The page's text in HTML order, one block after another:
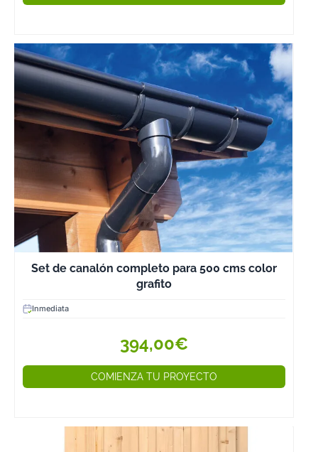
Set de canalón completo para 500 cms color
grafito
Inmediata
394,00€
COMIENZA TU PROYECTO